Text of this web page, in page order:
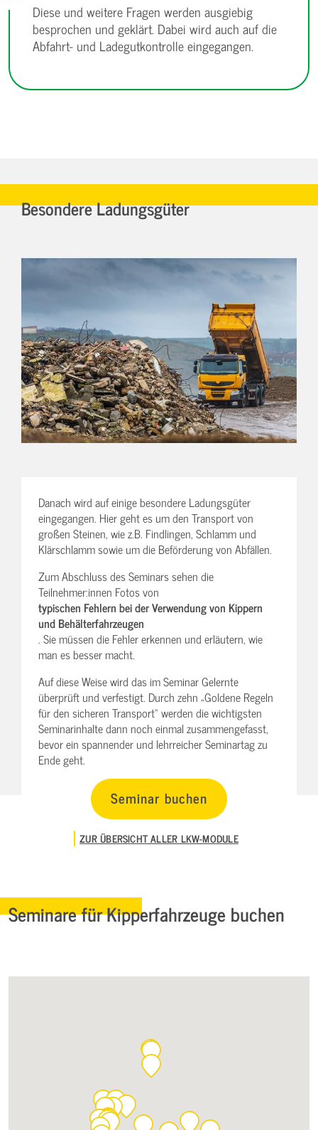
Diese und weitere Fragen werden ausgiebig
besprochen und geklärt. Dabei wird auch auf die
Abfahrt- und Ladegutkontrolle eingegangen.
Besondere Ladungsgüter
Danach wird auf einige besondere Ladungsgüter
eingegangen. Hier geht es um den Transport von
großen Steinen, wie z.B. Findlingen, Schlamm und
Klärschlamm sowie um die Beförderung von Abfällen.
Zum Abschluss des Seminars sehen die
Teilnehmer:innen Fotos von
typischen Fehlern bei der Verwendung von Kippern
und Behälterfahrzeugen
. Sie müssen die Fehler erkennen und erläutern, wie
man es besser macht.
Auf diese Weise wird das im Seminar Gelernte
überprüft und verfestigt. Durch zehn „Goldene Regeln
für den sicheren Transport“ werden die wichtigsten
Seminarinhalte dann noch einmal zusammengefasst,
bevor ein spannender und lehrreicher Seminartag zu
Ende geht.
Seminar buchen
ZUR ÜBERSICHT ALLER LKW-MODULE
Seminare für Kipperfahrzeuge buchen